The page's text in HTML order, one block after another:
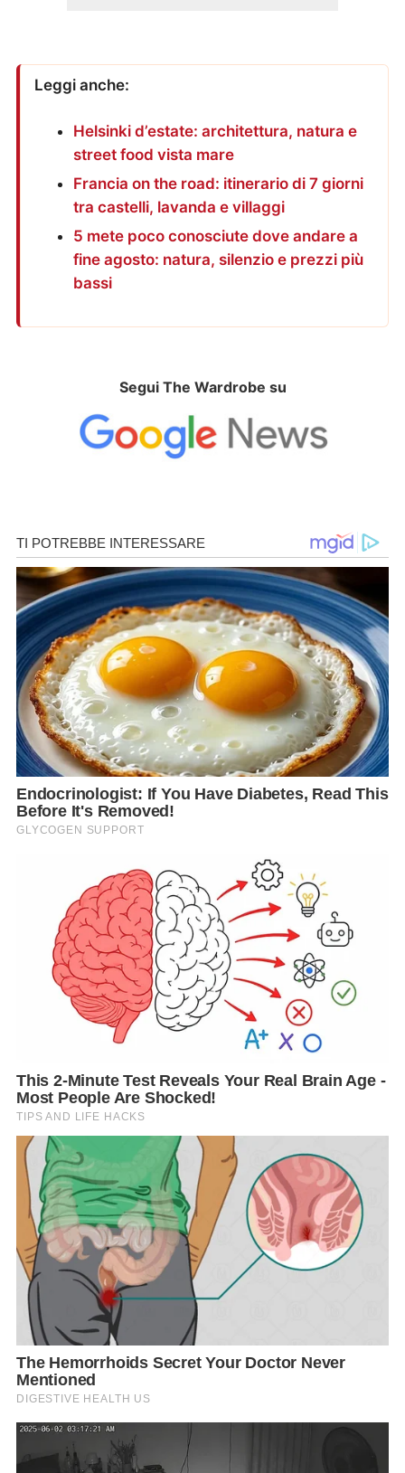
Leggi anche:
Helsinki d’estate: architettura, natura e
street food vista mare
Francia on the road: itinerario di 7 giorni
tra castelli, lavanda e villaggi
5 mete poco conosciute dove andare a
fine agosto: natura, silenzio e prezzi più
bassi
Segui The Wardrobe su